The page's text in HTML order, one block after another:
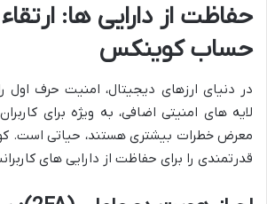
حفاظت از دارایی ها:
حساب کوینکس
در دنیای ارزهای دیجیتال، امنیت حرف اول
لایه های امنیتی اضافی، به ویژه برای
معرض خطرات بیشتری هستند، حیاتی است.
قدرتمندی را برای حفاظت از دارایی های